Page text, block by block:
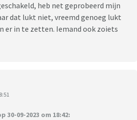
heb net geprobeerd mijn
dat lukt niet, vreemd genoeg lukt
er in te zetten. Iemand ook zoiets
30-09-2023 om 18:42: